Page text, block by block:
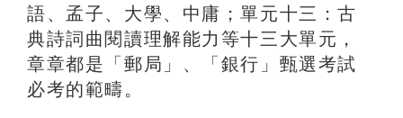
語、孟子、大學、中庸；單元十三：古
典詩詞曲閱讀理解能力等十三大單元，
章章都是「郵局」、「銀行」甄選考試
必考的範疇。